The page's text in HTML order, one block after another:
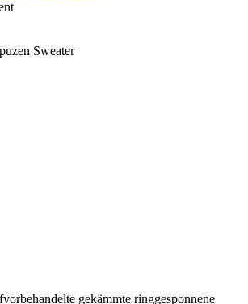
Sweater
gekämmte ringgesponnene